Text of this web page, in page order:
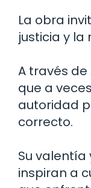
La obra
justicia y la
A través
que a
autoridad
correcto.
Su
inspiran a